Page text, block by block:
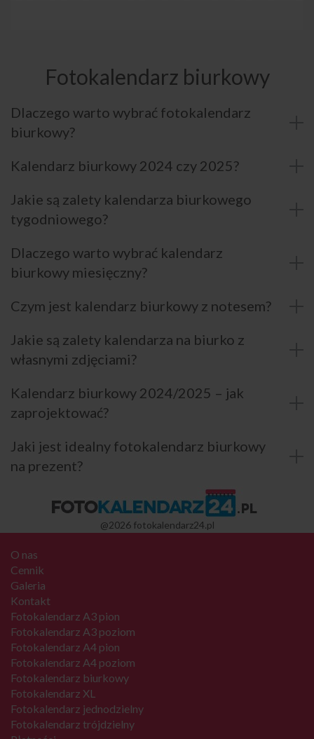
Fotokalendarz biurkowy
Dlaczego warto wybrać fotokalendarz
biurkowy?
Kalendarz biurkowy 2024 czy 2025?
Jakie są zalety kalendarza biurkowego
tygodniowego?
Dlaczego warto wybrać kalendarz
biurkowy miesięczny?
Czym jest kalendarz biurkowy z notesem?
Jakie są zalety kalendarza na biurko z
własnymi zdjęciami?
Kalendarz biurkowy 2024/2025 – jak
zaprojektować?
Jaki jest idealny fotokalendarz biurkowy
na prezent?
@2026 fotokalendarz24.pl
O nas
Cennik
Galeria
Kontakt
Fotokalendarz A3 pion
Fotokalendarz A3 poziom
Fotokalendarz A4 pion
Fotokalendarz A4 poziom
Fotokalendarz biurkowy
Fotokalendarz XL
Fotokalendarz jednodzielny
Fotokalendarz trójdzielny